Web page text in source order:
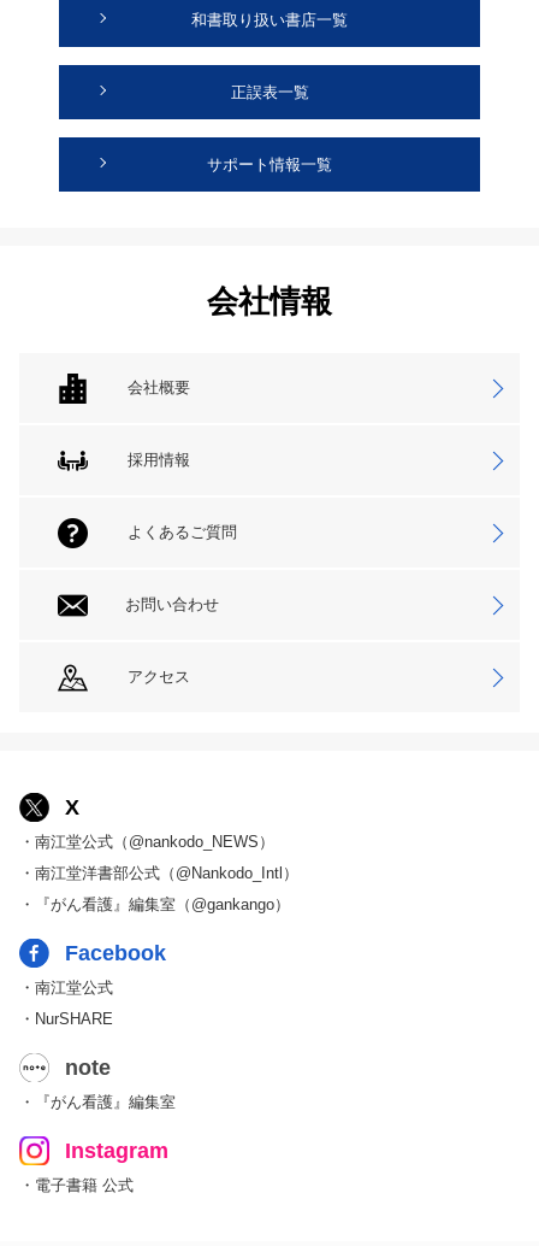
和書取り扱い書店一覧
正誤表一覧
サポート情報一覧
会社情報
会社概要
採用情報
よくあるご質問
お問い合わせ
アクセス
X
・南江堂公式（@nankodo_NEWS）
・南江堂洋書部公式（@Nankodo_Intl）
・『がん看護』編集室（@gankango）
Facebook
・南江堂公式
・NurSHARE
note
・『がん看護』編集室
Instagram
・電子書籍 公式